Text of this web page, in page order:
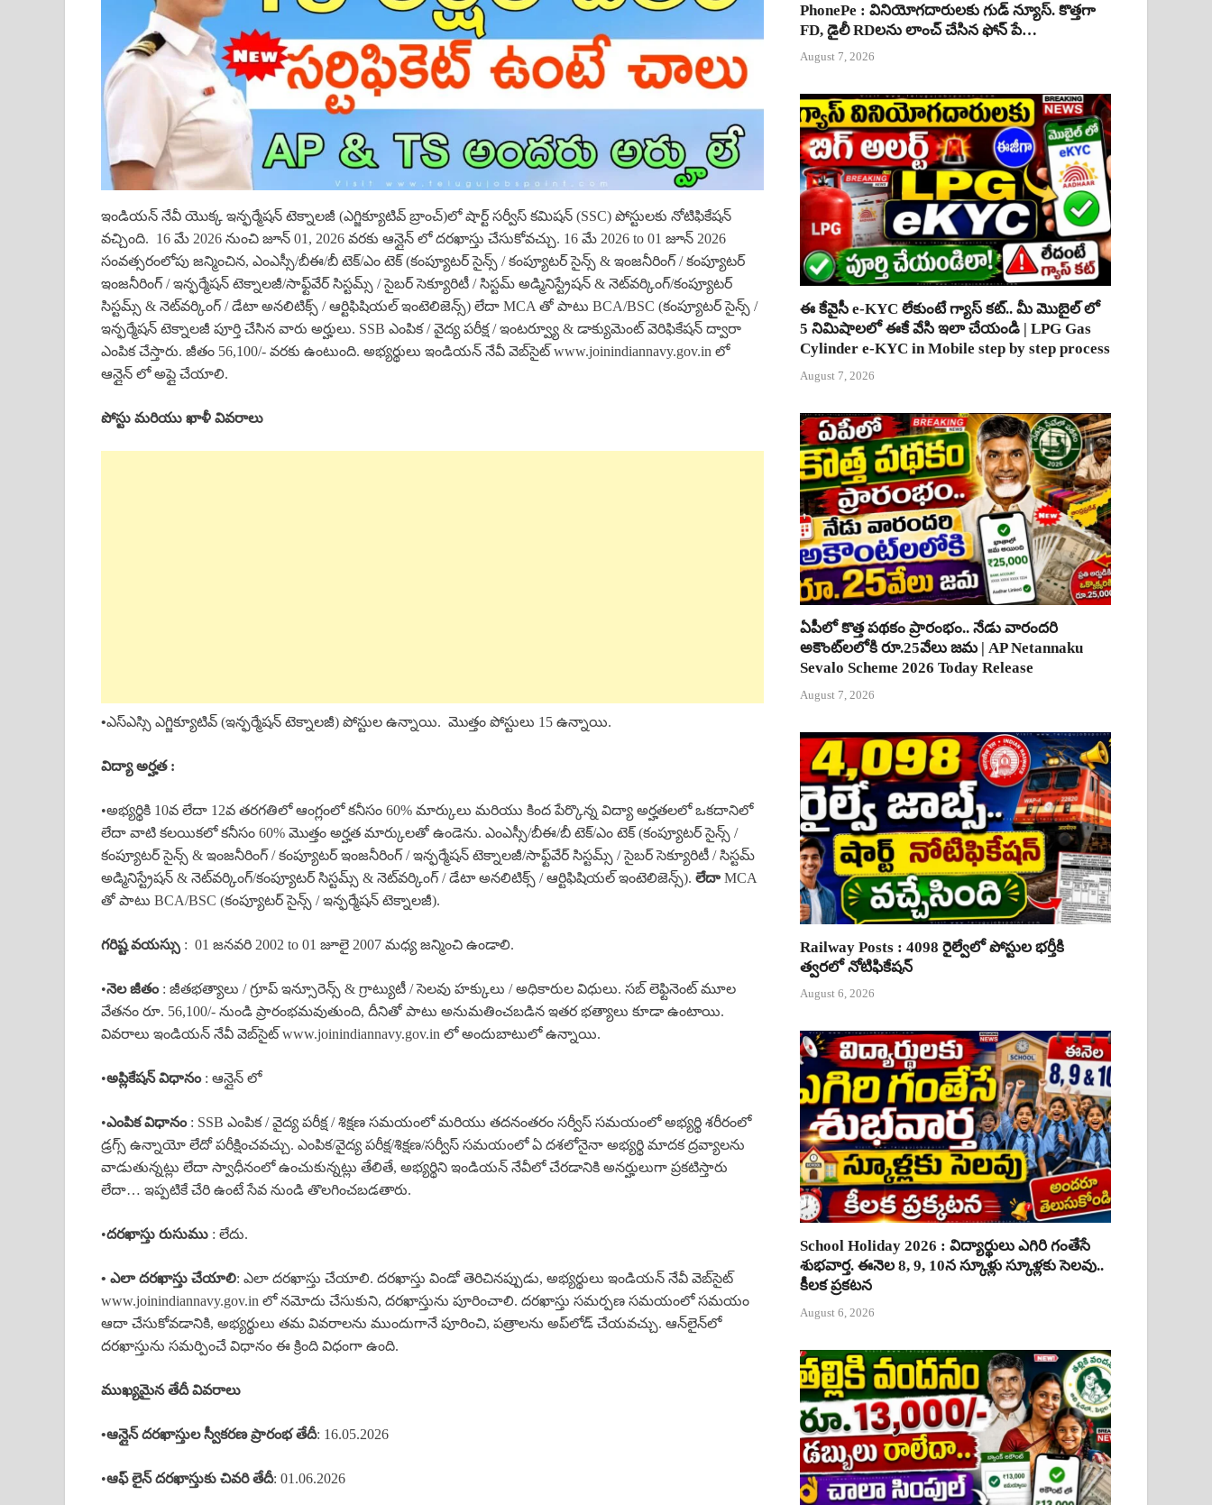
ఇండియన్ నేవీ యొక్క ఇన్ఫర్మేషన్ టెక్నాలజీ (ఎగ్జిక్యూటివ్ బ్రాంచ్)లో షార్ట్ సర్వీస్ కమిషన్ (SSC) పోస్టులకు నోటిఫికేషన్
వచ్చింది. 16 మే 2026 నుంచి జూన్ 01, 2026 వరకు ఆన్లైన్ లో దరఖాస్తు చేసుకోవచ్చు. 16 మే 2026 to 01 జూన్ 2026
సంవత్సరంలోపు జన్మించిన, ఎంఎస్సీ/బీఈ/బీ టెక్/ఎం టెక్ (కంప్యూటర్ సైన్స్ / కంప్యూటర్ సైన్స్ & ఇంజనీరింగ్ / కంప్యూటర్
ఇంజనీరింగ్ / ఇన్ఫర్మేషన్ టెక్నాలజీ/సాఫ్ట్‌వేర్ సిస్టమ్స్ / సైబర్ సెక్యూరిటీ / సిస్టమ్ అడ్మినిస్ట్రేషన్ & నెట్‌వర్కింగ్/కంప్యూటర్
సిస్టమ్స్ & నెట్‌వర్కింగ్ / డేటా అనలిటిక్స్ / ఆర్టిఫిషియల్ ఇంటెలిజెన్స్) లేదా MCA తో పాటు BCA/BSC (కంప్యూటర్ సైన్స్ /
ఇన్ఫర్మేషన్ టెక్నాలజీ పూర్తి చేసిన వారు అర్హులు. SSB ఎంపిక / వైద్య పరీక్ష / ఇంటర్వ్యూ & డాక్యుమెంట్ వెరిఫికేషన్ ద్వారా
ఎంపిక చేస్తారు. జీతం 56,100/- వరకు ఉంటుంది. అభ్యర్థులు ఇండియన్ నేవీ వెబ్‌సైట్ www.joinindiannavy.gov.in లో
ఆన్లైన్ లో అప్లై చేయాలి.
పోస్టు మరియు ఖాళీ వివరాలు
•ఎస్ఎస్సి ఎగ్జిక్యూటివ్ (ఇన్ఫర్మేషన్ టెక్నాలజీ) పోస్టుల ఉన్నాయి. మొత్తం పోస్టులు 15 ఉన్నాయి.
విద్యా అర్హత :
•అభ్యర్థికి 10వ లేదా 12వ తరగతిలో ఆంగ్లంలో కనీసం 60% మార్కులు మరియు కింద పేర్కొన్న విద్యా అర్హతలలో ఒకదానిలో
లేదా వాటి కలయికలో కనీసం 60% మొత్తం అర్హత మార్కులతో ఉండెను. ఎంఎస్సీ/బీఈ/బీ టెక్/ఎం టెక్ (కంప్యూటర్ సైన్స్ /
కంప్యూటర్ సైన్స్ & ఇంజనీరింగ్ / కంప్యూటర్ ఇంజనీరింగ్ / ఇన్ఫర్మేషన్ టెక్నాలజీ/సాఫ్ట్‌వేర్ సిస్టమ్స్ / సైబర్ సెక్యూరిటీ / సిస్టమ్
అడ్మినిస్ట్రేషన్ & నెట్‌వర్కింగ్/కంప్యూటర్ సిస్టమ్స్ & నెట్‌వర్కింగ్ / డేటా అనలిటిక్స్ / ఆర్టిఫిషియల్ ఇంటెలిజెన్స్). లేదా MCA
తో పాటు BCA/BSC (కంప్యూటర్ సైన్స్ / ఇన్ఫర్మేషన్ టెక్నాలజీ).
గరిష్ట వయస్సు : 01 జనవరి 2002 to 01 జూలై 2007 మధ్య జన్మించి ఉండాలి.
•నెల జీతం: జీతభత్యాలు / గ్రూప్ ఇన్సూరెన్స్ & గ్రాట్యుటీ / సెలవు హక్కులు / అధికారుల విధులు. సబ్ లెఫ్టినెంట్ మూల
వేతనం రూ. 56,100/- నుండి ప్రారంభమవుతుంది, దీనితో పాటు అనుమతించబడిన ఇతర భత్యాలు కూడా ఉంటాయి.
వివరాలు ఇండియన్ నేవీ వెబ్‌సైట్ www.joinindiannavy.gov.in లో అందుబాటులో ఉన్నాయి.
•అప్లికేషన్ విధానం: ఆన్లైన్ లో
•ఎంపిక విధానం: SSB ఎంపిక / వైద్య పరీక్ష / శిక్షణ సమయంలో మరియు తదనంతరం సర్వీస్ సమయంలో అభ్యర్థి శరీరంలో
డ్రగ్స్ ఉన్నాయో లేదో పరీక్షించవచ్చు. ఎంపిక/వైద్య పరీక్ష/శిక్షణ/సర్వీస్ సమయంలో ఏ దశలోనైనా అభ్యర్థి మాదక ద్రవ్యాలను
వాడుతున్నట్లు లేదా స్వాధీనంలో ఉంచుకున్నట్లు తేలితే, అభ్యర్థిని ఇండియన్ నేవీలో చేరడానికి అనర్హులుగా ప్రకటిస్తారు
లేదా… ఇప్పటికే చేరి ఉంటే సేవ నుండి తొలగించబడతారు.
•దరఖాస్తు రుసుము : లేదు.
• ఎలా దరఖాస్తు చేయాలి: ఎలా దరఖాస్తు చేయాలి. దరఖాస్తు విండో తెరిచినప్పుడు, అభ్యర్థులు ఇండియన్ నేవీ వెబ్‌సైట్
www.joinindiannavy.gov.in లో నమోదు చేసుకుని, దరఖాస్తును పూరించాలి. దరఖాస్తు సమర్పణ సమయంలో సమయం
ఆదా చేసుకోవడానికి, అభ్యర్థులు తమ వివరాలను ముందుగానే పూరించి, పత్రాలను అప్‌లోడ్ చేయవచ్చు. ఆన్‌లైన్‌లో
దరఖాస్తును సమర్పించే విధానం ఈ క్రింది విధంగా ఉంది.
ముఖ్యమైన తేదీ వివరాలు
•ఆన్లైన్దరఖాస్తుల స్వీకరణ ప్రారంభ తేదీ: 16.05.2026
•ఆఫ్ లైన్దరఖాస్తుకు చివరి తేదీ: 01.06.2026
PhonePe : వినియోగదారులకు గుడ్ న్యూస్. కొత్తగా
FD, డైలీ RDలను లాంచ్ చేసిన ఫోన్ పే…
August 7, 2026
ఈ కేవైసీ e-KYC లేకుంటే గ్యాస్ కట్.. మీ మొబైల్ లో
5 నిమిషాలలో ఈకే వేసి ఇలా చేయండి | LPG Gas
Cylinder e-KYC in Mobile step by step process
August 7, 2026
ఏపీలో కొత్త పథకం ప్రారంభం.. నేడు వారందరి
అకౌంట్‌లలోకి రూ.25వేలు జమ | AP Netannaku
Sevalo Scheme 2026 Today Release
August 7, 2026
Railway Posts : 4098 రైల్వేలో పోస్టుల భర్తీకి
త్వరలో నోటిఫికేషన్
August 6, 2026
School Holiday 2026 : విద్యార్థులు ఎగిరి గంతేసే
శుభవార్త. ఈనెల 8, 9, 10న స్కూళ్లు స్కూళ్లకు సెలవు..
కీలక ప్రకటన
August 6, 2026